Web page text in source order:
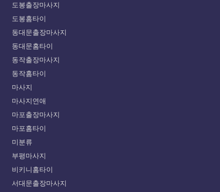
도봉출장마사지
도봉홈타이
동대문출장마사지
동대문홈타이
동작출장마사지
동작홈타이
마사지
마사지연애
마포출장마사지
마포홈타이
미분류
부평마사지
비키니홈타이
서대문출장마사지